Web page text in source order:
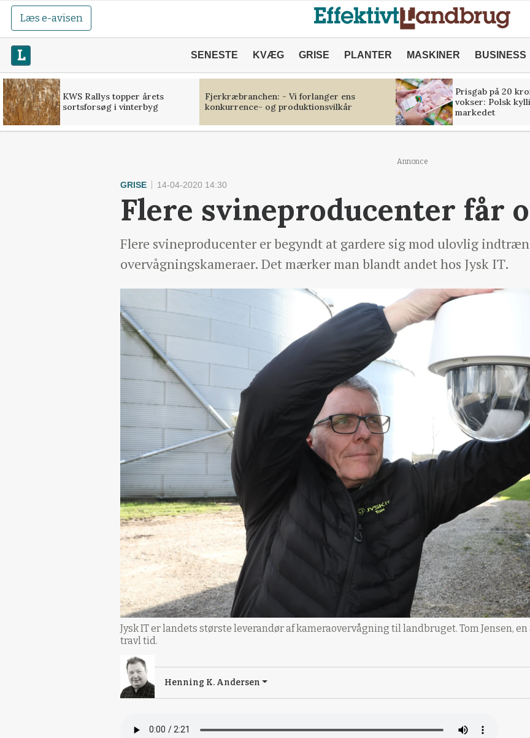
Læs e-avisen
SENESTE KVÆG GRISE PLANTER MASKINER BUSINESS
KWS Rallys topper årets
sortsforsøg i vinterbyg
Fjerkræbranchen: - Vi forlanger ens
konkurrence- og produktionsvilkår
Prisgab på 20
vokser: Polsk
markedet
Annonce
GRISE 14-04-2020 14:30
Flere svineproducenter får
Flere svineproducenter er begyndt at gardere sig mod ulovlig
overvågningskameraer. Det mærker man blandt andet hos Jysk IT.
Jysk IT er landets største leverandør af kameraovervågning til landbruget. Tom Jensen,
travl tid.
Henning K. Andersen